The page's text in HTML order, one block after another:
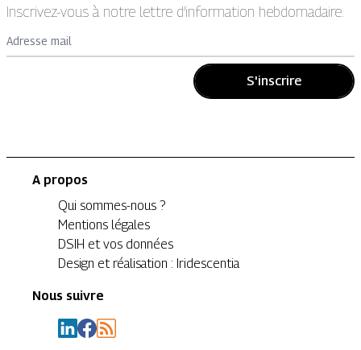
Inscrivez-vous à notre lettre d’information hebdomadaire.
Adresse mail
S'inscrire
A propos
Qui sommes-nous ?
Mentions légales
DSIH et vos données
Design et réalisation : Iridescentia
Nous suivre